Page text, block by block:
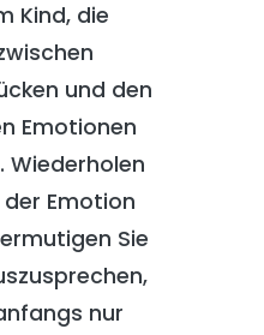
Kind, die
und den
Emotionen
Wiederholen
Emotion
Sie
nur